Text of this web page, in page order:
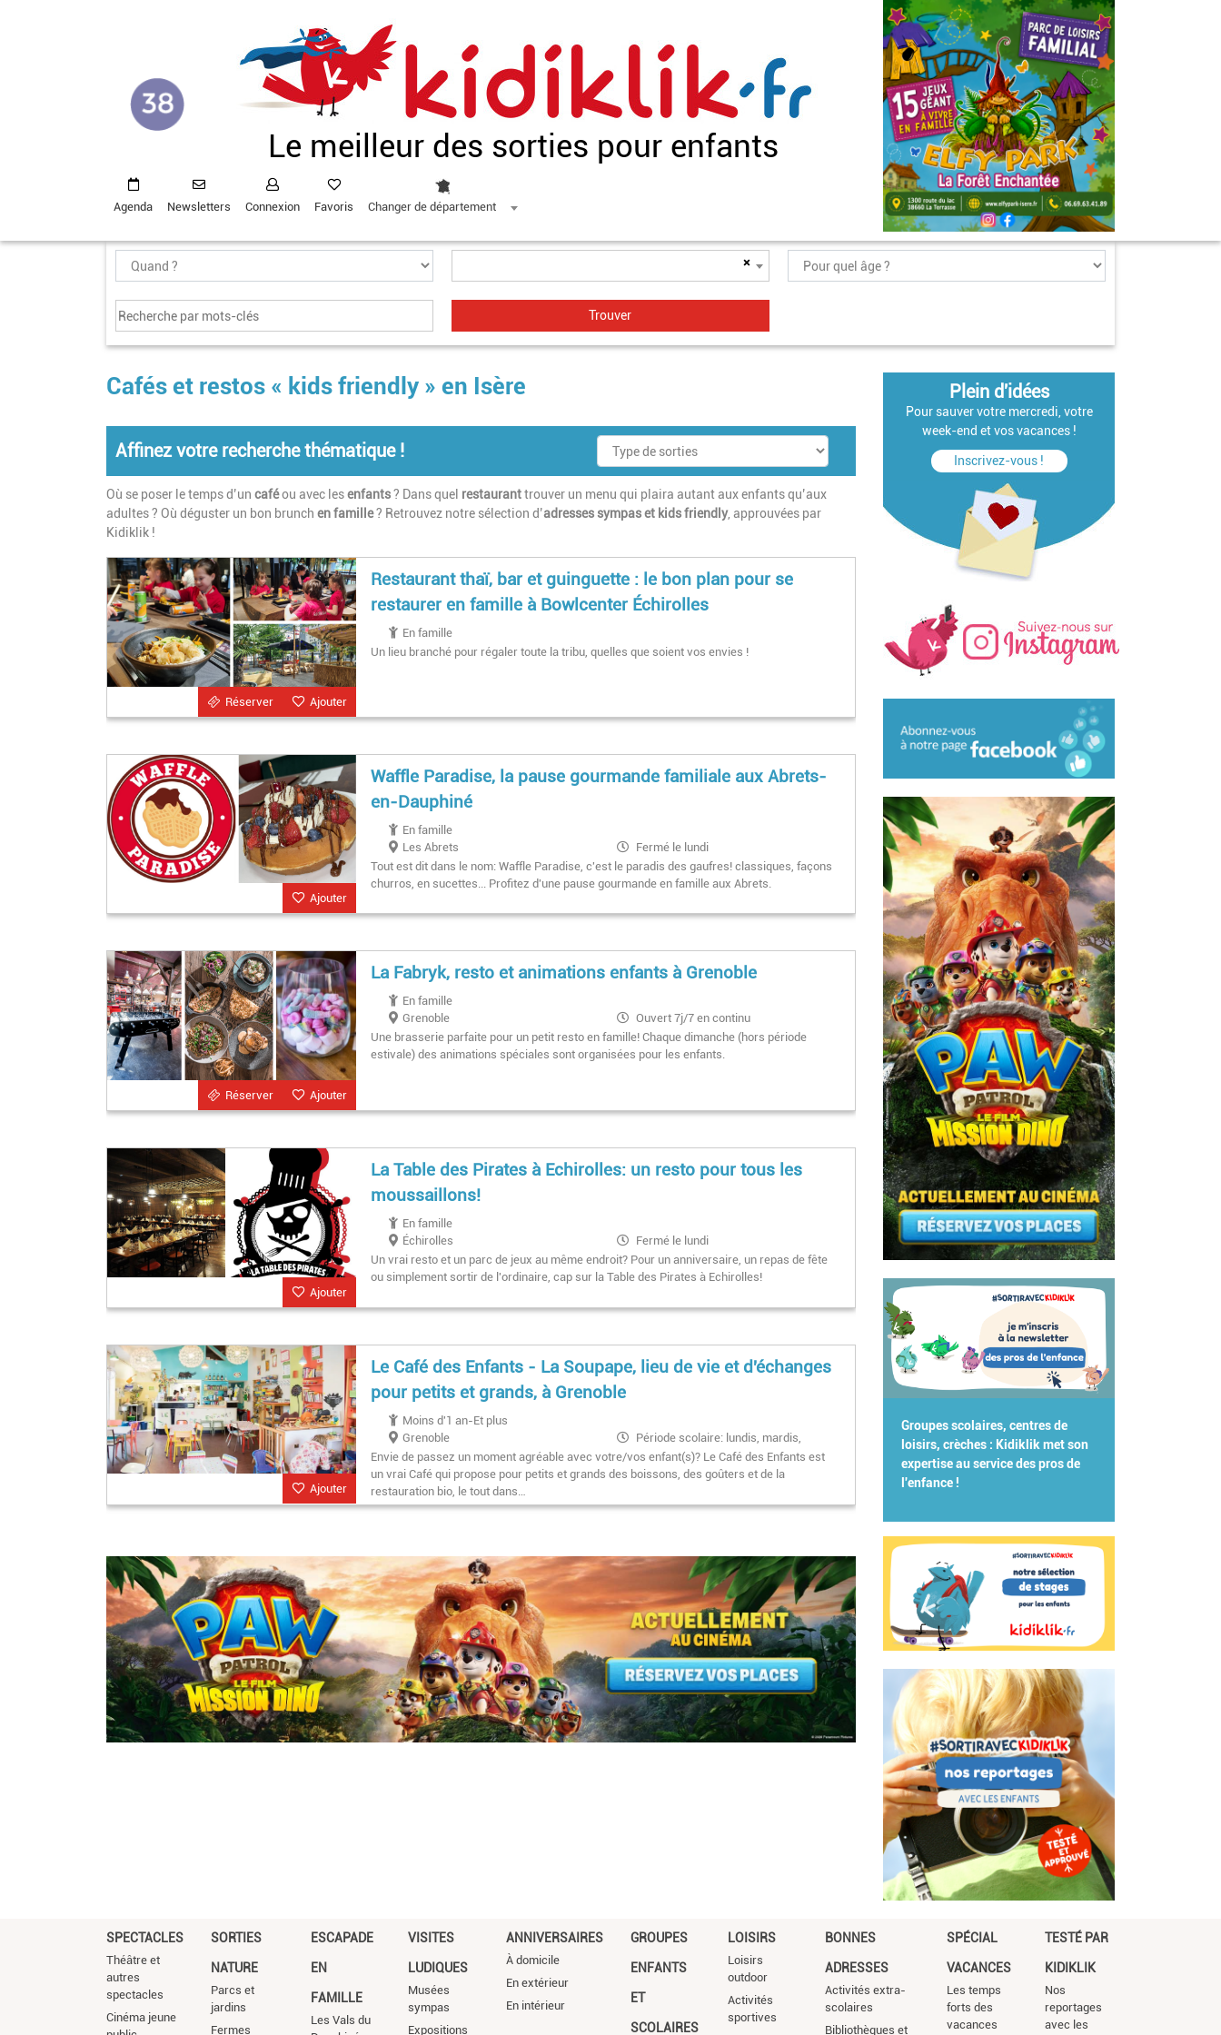
Le meilleur des sorties pour enfants
Agenda Newsletters Connexion Favoris Changer de département
×
Cafés et restos « kids friendly » en Isère
Affinez votre recherche thématique !
Où se poser le temps d’un caféou avec lesenfants? Dans quel restauranttrouver un menu qui plaira autant aux enfants qu’aux
adultes ? Où déguster un bon brunch en famille? Retrouvez notre sélection d’adresses sympas et kids friendly, approuvées par
Kidiklik !
Ajouter
Réserver
Restaurant thaï, bar et guinguette : le bon plan pour se
restaurer en famille à Bowlcenter Échirolles
En famille
Un lieu branché pour régaler toute la tribu, quelles que soient vos envies !
Ajouter
Waffle Paradise, la pause gourmande familiale aux Abrets-
en-Dauphiné
En famille
Les Abrets
Fermé le lundi
Du mardi au jeudi, et le dimanche: 14h-
19h
20h30–22h30
Tout est dit dans le nom: Waffle Paradise, c'est le paradis des gaufres! classiques, façons
churros, en sucettes... Profitez d'une pause gourmande en famille aux Abrets.
Ajouter
Réserver
La Fabryk, resto et animations enfants à Grenoble
En famille
Grenoble
Ouvert 7j/7 en continu
Une brasserie parfaite pour un petit resto en famille! Chaque dimanche (hors période
estivale) des animations spéciales sont organisées pour les enfants.
Ajouter
La Table des Pirates à Echirolles: un resto pour tous les
moussaillons!
En famille
Échirolles
Fermé le lundi
Ouvert midi et soir du mardi au samedi
Uniquement midi le dimanche
Un vrai resto et un parc de jeux au même endroit? Pour un anniversaire, un repas de fête
ou simplement sortir de l'ordinaire, cap sur la Table des Pirates à Echirolles!
Ajouter
Le Café des Enfants - La Soupape, lieu de vie et d'échanges
pour petits et grands, à Grenoble
Moins d'1 an-Et plus
Grenoble
Période scolaire: lundis, mardis,
jeudis, vendredis 9h-14h / mercredis,
samedis 9h-18h // Période vacances
Envie de passez un moment agréable avec votre/vos enfant(s)? Le Café des Enfants est
un vrai Café qui propose pour petits et grands des boissons, des goûters et de la
restauration bio, le tout dans…
Plein d'idées
Pour sauver votre mercredi, votre
week-end et vos vacances !
Inscrivez-vous !
Groupes scolaires, centres de
loisirs, crèches : Kidiklik met son
expertise au service des pros de
l'enfance !
SPECTACLES
Théâtre et
autres
spectacles
Cinéma jeune
SORTIES
NATURE
Parcs et
jardins
Fermes
ESCAPADE
EN
FAMILLE
Les Vals du
VISITES
LUDIQUES
Musées
sympas
Expositions
ANNIVERSAIRES
À domicile
En extérieur
En intérieur
GROUPES
ENFANTS
ET
SCOLAIRES
LOISIRS
Loisirs
outdoor
Activités
sportives
BONNES
ADRESSES
Activités extra-
scolaires
Bibliothèques et
SPÉCIAL
VACANCES
Les temps
forts des
vacances
TESTÉ PAR
KIDIKLIK
Nos
reportages
avec les